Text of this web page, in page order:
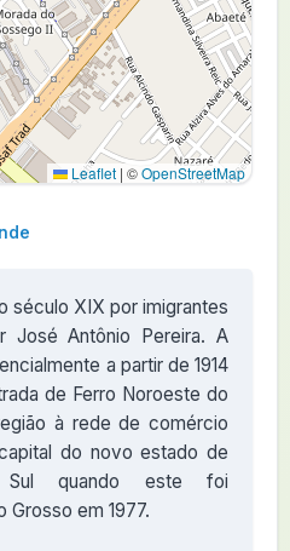
Leaflet | ©OpenStreetMap
século XIX por imigrantes
José Antônio Pereira. A
a partir de 1914
de Ferro Noroeste do
à rede de comércio
do novo estado de
quando este foi
em 1977.